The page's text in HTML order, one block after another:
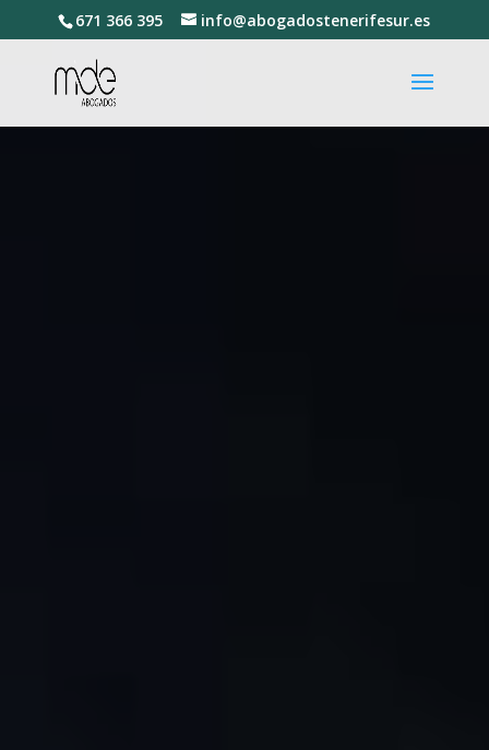
671 366 395 info@abogadostenerifesur.es